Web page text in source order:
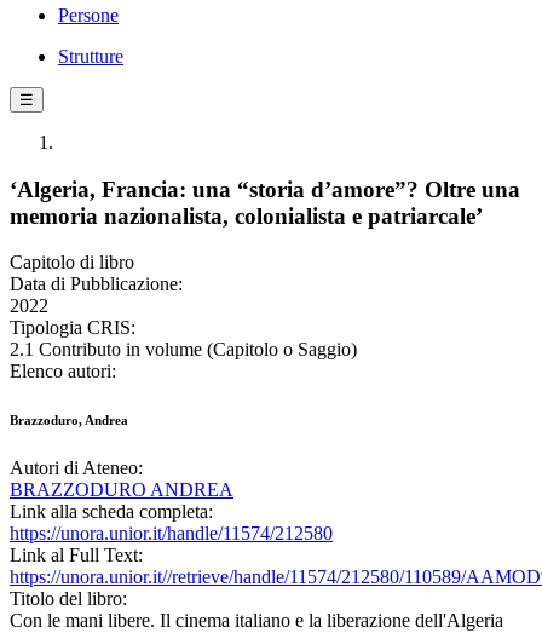
Persone
Strutture
☰
‘Algeria, Francia: una “storia d’amore”? Oltre una
memoria nazionalista, colonialista e patriarcale’
Capitolo di libro
Data di Pubblicazione:
2022
Tipologia CRIS:
2.1 Contributo in volume (Capitolo o Saggio)
Elenco autori:
Brazzoduro, Andrea
Autori di Ateneo:
BRAZZODURO ANDREA
Link alla scheda completa:
https://unora.unior.it/handle/11574/212580
Link al Full Text:
https://unora.unior.it//retrieve/handle/11574/212580/110589/
Titolo del libro:
Con le mani libere. Il cinema italiano e la liberazione dell'Algeria